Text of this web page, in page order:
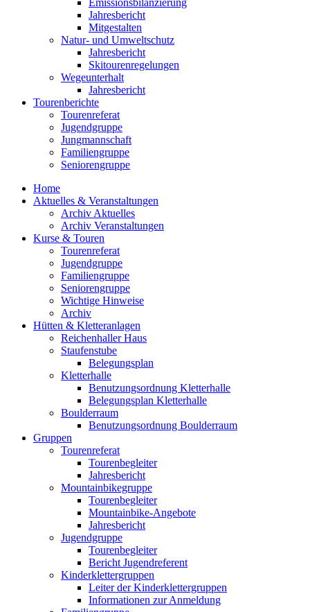
Emissionsbilanzierung
Jahresbericht
Mitgestalten
Natur- und Umweltschutz
Jahresbericht
Skitourenregelungen
Wegeunterhalt
Jahresbericht
Tourenberichte
Tourenreferat
Jugendgruppe
Jungmannschaft
Familiengruppe
Seniorengruppe
Home
Aktuelles & Veranstaltungen
Archiv Aktuelles
Archiv Veranstaltungen
Kurse & Touren
Tourenreferat
Jugendgruppe
Familiengruppe
Seniorengruppe
Wichtige Hinweise
Archiv
Hütten & Kletteranlagen
Reichenhaller Haus
Staufenstube
Belegungsplan
Kletterhalle
Benutzungsordnung Kletterhalle
Belegungsplan Kletterhalle
Boulderraum
Benutzungsordnung Boulderraum
Gruppen
Tourenreferat
Tourenbegleiter
Jahresbericht
Mountainbikegruppe
Tourenbegleiter
Mountainbike-Angebote
Jahresbericht
Jugendgruppe
Tourenbegleiter
Bericht Jugendreferent
Kinderklettergruppen
Leiter der Kinderklettergruppen
Informationen zur Anmeldung